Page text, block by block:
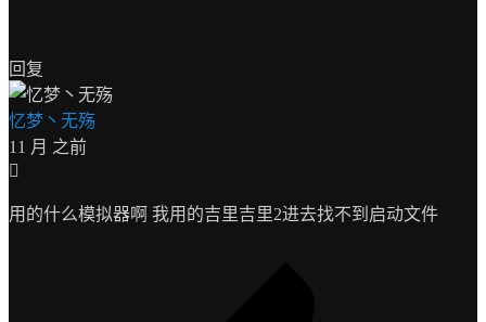
回复
忆梦丶无殇
11 月 之前
用的什么模拟器啊 我用的吉里吉里2进去找不到启动文件